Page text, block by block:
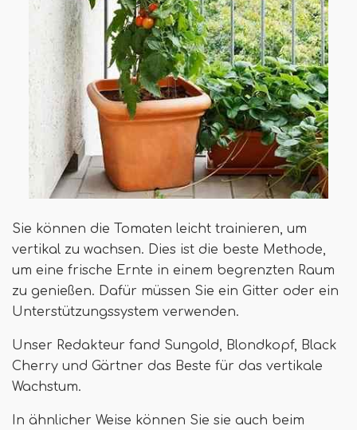
Sie können die Tomaten leicht trainieren, um
vertikal zu wachsen. Dies ist die beste Methode,
um eine frische Ernte in einem begrenzten Raum
zu genießen. Dafür müssen Sie ein Gitter oder ein
Unterstützungssystem verwenden.
Unser Redakteur fand Sungold, Blondkopf, Black
Cherry und Gärtner das Beste für das vertikale
Wachstum.
In ähnlicher Weise können Sie sie auch beim